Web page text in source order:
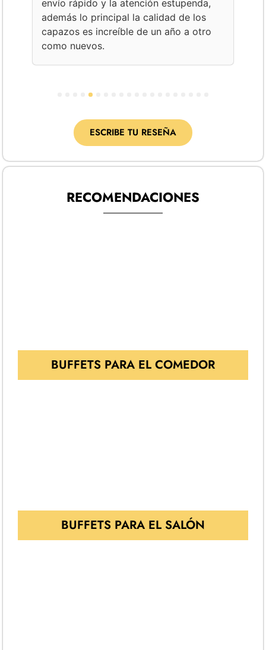
envío rápido y la atención estupenda,
además lo principal la calidad de los
capazos es increíble de un año a otro
como nuevos.
9
ESCRIBE TU RESEÑA
RECOMENDACIONES
BUFFETS PARA EL COMEDOR
BUFFETS PARA EL SALÓN